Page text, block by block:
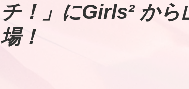
チ！」にGirls² か
場！